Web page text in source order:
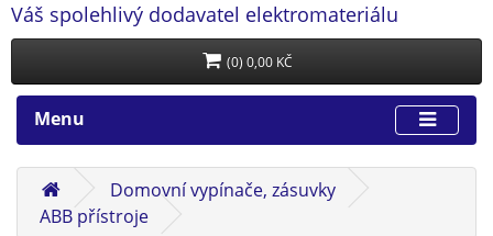
Váš spolehlivý dodavatel elektromateriálu
(0) 0,00 KČ
Menu
Domovní vypínače, zásuvky
ABB přístroje